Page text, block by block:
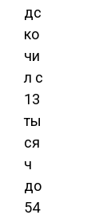
дс
ко
чи
л с
13
ты
ся
ч
до
54